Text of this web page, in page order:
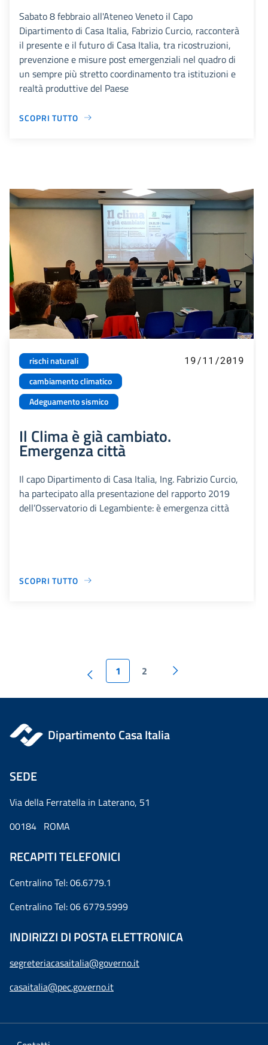
Sabato 8 febbraio all'Ateneo Veneto il Capo
Dipartimento di Casa Italia, Fabrizio Curcio, racconterà
il presente e il futuro di Casa Italia, tra ricostruzioni,
prevenzione e misure post emergenziali nel quadro di
un sempre più stretto coordinamento tra istituzioni e
realtà produttive del Paese
SCOPRI TUTTO
rischi naturali
cambiamento climatico
Adeguamento sismico
19/11/2019
Il Clima è già cambiato.
Emergenza città
Il capo Dipartimento di Casa Italia, Ing. Fabrizio Curcio,
ha partecipato alla presentazione del rapporto 2019
dell’Osservatorio di Legambiente: è emergenza città
SCOPRI TUTTO
1 2
Dipartimento Casa Italia
SEDE
Via della Ferratella in Laterano, 51
00184 ROMA
RECAPITI TELEFONICI
Centralino Tel: 06.6779.1
Centralino Tel: 06 6779.5999
INDIRIZZI DI POSTA ELETTRONICA
segreteriacasaitalia@governo.it
casaitalia@pec.governo.it